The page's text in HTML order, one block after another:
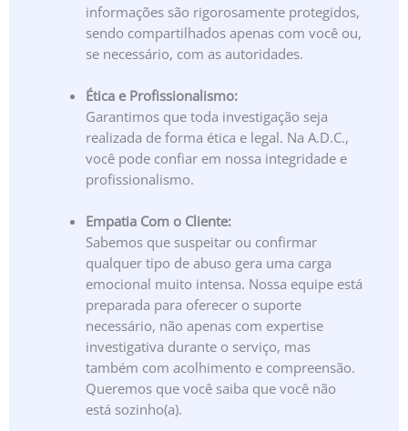
informações são rigorosamente protegidos,
sendo compartilhados apenas com você ou,
se necessário, com as autoridades.
Ética e Profissionalismo:
Garantimos que toda investigação seja
realizada de forma ética e legal. Na A.D.C.,
você pode confiar em nossa integridade e
profissionalismo.
Empatia Com o Cliente:
Sabemos que suspeitar ou confirmar
qualquer tipo de abuso gera uma carga
emocional muito intensa. Nossa equipe está
preparada para oferecer o suporte
necessário, não apenas com expertise
investigativa durante o serviço, mas
também com acolhimento e compreensão.
Queremos que você saiba que você não
está sozinho(a).